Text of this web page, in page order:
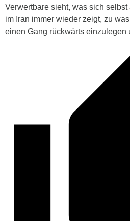
Verwertbare sieht, was sich
im Iran immer wieder zeigt, zu
einen Gang rückwärts einzulegen